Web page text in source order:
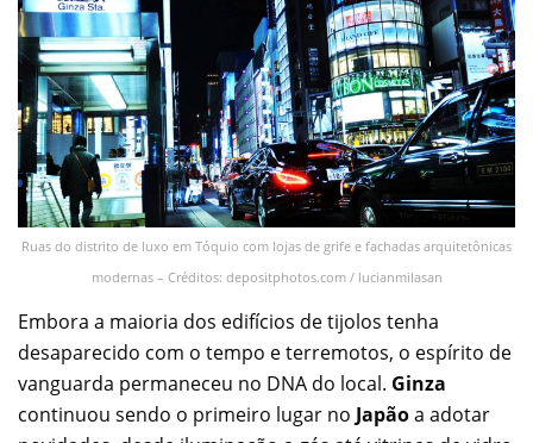
Ruas do distrito de luxo em Tóquio com lojas de grife e fachadas arquitetônicas
modernas – Créditos: depositphotos.com / lucianmilasan
Embora a maioria dos edifícios de tijolos tenha
desaparecido com o tempo e terremotos, o espírito de
vanguarda permaneceu no DNA do local. Ginza
continuou sendo o primeiro lugar no Japãoa adotar